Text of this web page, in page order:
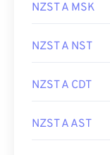
NZST A MSK
NZST A NST
NZST A CDT
NZST A AST